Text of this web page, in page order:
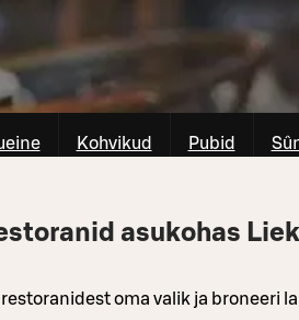
Kohvikud Pubid
asukohas
oma valik ja broneeri